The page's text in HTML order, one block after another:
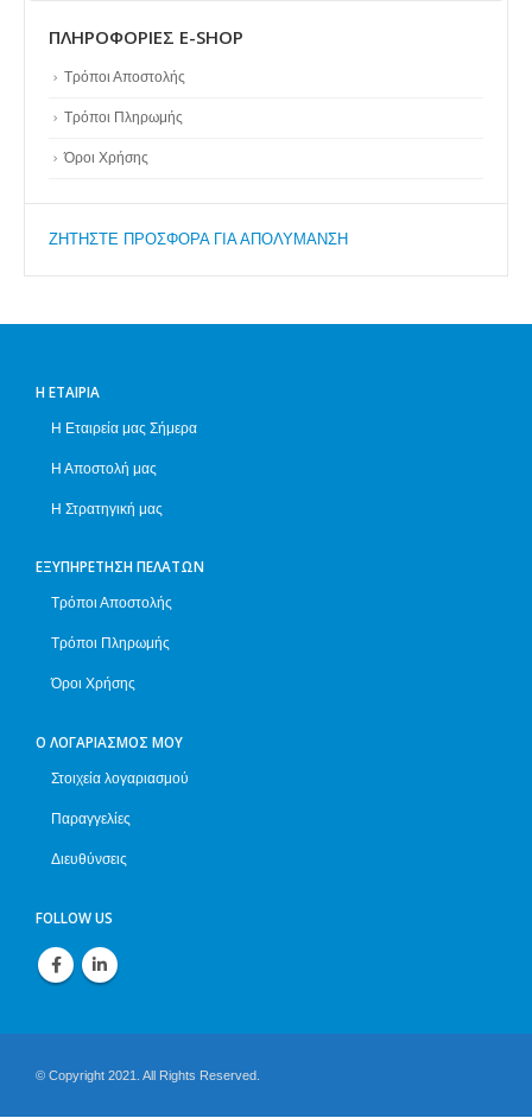
ΠΛΗΡΟΦΟΡΊΕΣ E-SHOP
Τρόποι Αποστολής
Τρόποι Πληρωμής
Όροι Χρήσης
ZΗΤΗΣΤΕ ΠΡΟΣΦΟΡΑ ΓΙΑ ΑΠΟΛΥΜΑΝΣΗ
Η ΕΤΑΙΡΊΑ
Η Εταιρεία μας Σήμερα
Η Αποστολή μας
Η Στρατηγική μας
ΕΞΥΠΗΡΈΤΗΣΗ ΠΕΛΑΤΏΝ
Τρόποι Αποστολής
Τρόποι Πληρωμής
Όροι Χρήσης
Ο ΛΟΓΑΡΙΑΣΜΌΣ ΜΟΥ
Στοιχεία λογαριασμού
Παραγγελίες
Διευθύνσεις
FOLLOW US
© Copyright 2021. All Rights Reserved.